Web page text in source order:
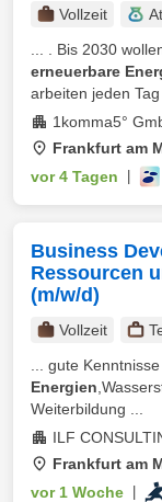
Vollzeit
... . Bis 2030
erneuerbare
arbeiten jeden Tag
1komma5°
Frankfurt am
vor 4 Tagen
Business
Ressourcen
(m/w/d)
Vollzeit
... gute
Energien
Weiterbildung ...
ILF
Frankfurt am
vor 1 Woche